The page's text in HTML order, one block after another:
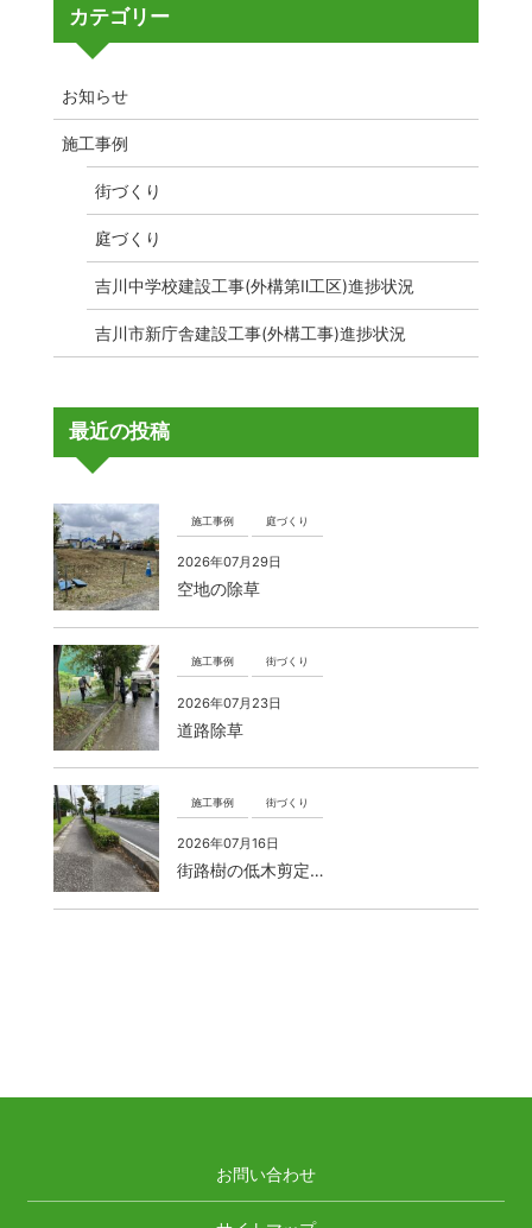
カテゴリー
お知らせ
施工事例
街づくり
庭づくり
吉川中学校建設工事(外構第Ⅱ工区)進捗状況
吉川市新庁舎建設工事(外構工事)進捗状況
最近の投稿
施工事例 庭づくり
2026年07月29日
空地の除草
施工事例 街づくり
2026年07月23日
道路除草
施工事例 街づくり
2026年07月16日
街路樹の低木剪定…
お問い合わせ